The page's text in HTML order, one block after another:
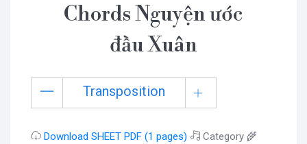
Chords Nguyện ước
đầu Xuân
Transposition
Download SHEET PDF (1 pages)
Category 🌾